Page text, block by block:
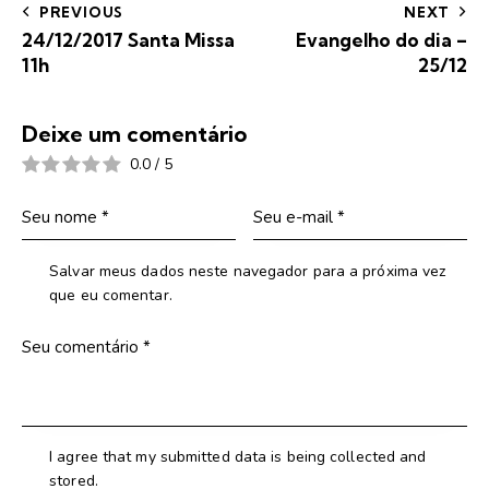
PREVIOUS
24/12/2017 Santa Missa
11h
NEXT
Evangelho do dia –
25/12
Deixe um comentário
0.0 / 5
Salvar meus dados neste navegador para a próxima vez
que eu comentar.
I agree that my submitted data is being collected and
stored.